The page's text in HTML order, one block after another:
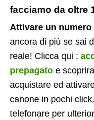
facciamo da oltre
Attivare un
ancora di più se sai
reale! Clicca qui :
prepagato e
acquistare ed
canone in pochi
telefonare per